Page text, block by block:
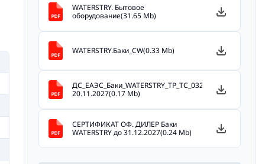
WATERSTRY. Бытовое
оборудование(31.65 Mb)
WATERSTRY.Баки_CW(0.33 Mb)
ДС_EAЭС_Баки_WATERSTRY_ТР_ТС_032_2013_до
20.11.2027(0.17 Mb)
СЕРТИФИКАТ ОФ. ДИЛЕР Баки
WATERSTRY до 31.12.2027(0.24 Mb)